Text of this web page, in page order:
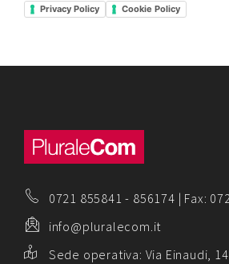
Privacy Policy Cookie Policy
0721 855841 - 856174 | Fax:
info@pluralecom.it
Sede operativa: Via Einaudi,